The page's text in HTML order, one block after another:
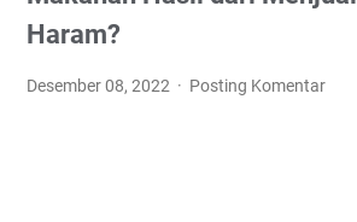
Haram?
Desember 08, 2022 Posting Komentar